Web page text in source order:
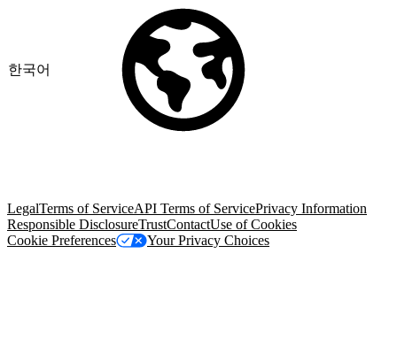
한국어
LegalTerms of ServiceAPI Terms of ServicePrivacy Information
Responsible DisclosureTrustContactUse of Cookies
Cookie Preferences
Your Privacy Choices